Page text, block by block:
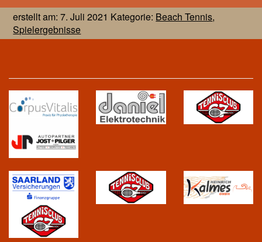
erstellt am: 7. Juli 2021 Kategorie: Beach Tennis,
Spielergebnisse